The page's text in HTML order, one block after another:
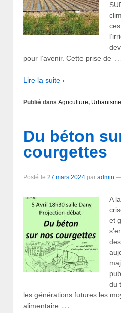
pour l’avenir. Cette prise de
Lire la suite ›
Publié dans Agriculture, Urbanisme
Du béton
courgettes
Posté le 27 mars 2024 par admin
A
et
du
les générations futures les
alimentaire …